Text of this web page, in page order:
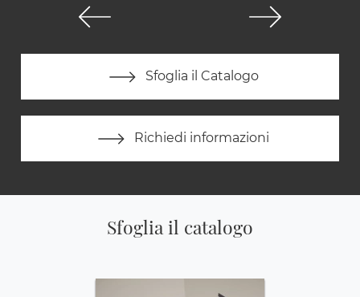
Sfoglia il Catalogo
Richiedi informazioni
Sfoglia il catalogo